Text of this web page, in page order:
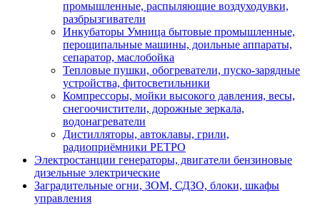
промышленные, распыляющие воздуходувки,
разбрызгиватели
Инкубаторы Умница бытовые промышленные,
перощипальные машины, доильные аппараты,
сепаратор, маслобойка
Тепловые пушки, обогреватели, пуско-зарядные
устройства, фитосветильники
Компрессоры, мойки высокого давления, весы,
снегоочистители, дорожные зеркала,
водонагреватели
Дистилляторы, автоклавы, грили,
радиоприёмники РЕТРО
Электростанции генераторы, двигатели бензиновые
дизельные электрические
Заградительные огни, ЗОМ, СДЗО, блоки, шкафы
управления